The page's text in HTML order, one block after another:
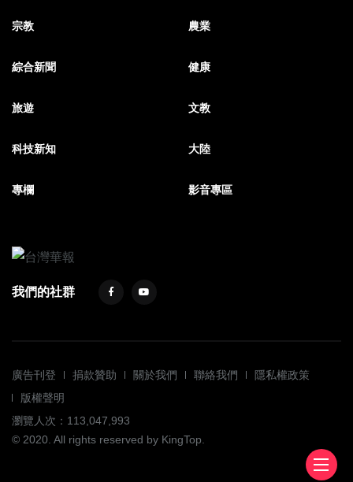
宗教 農業
綜合新聞 健康
旅遊 文教
科技新知 大陸
專欄 影音專區
我們的社群
廣告刊登 捐款贊助 關於我們 聯絡我們
隱私權政策
版權聲明
瀏覽人次：113,047,993
© 2020. All rights reserved by KingTop.